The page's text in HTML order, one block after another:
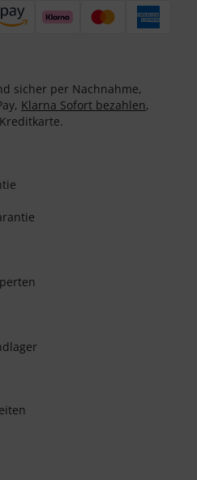
sicher per Nachnahme,
Klarna Sofort bezahlen,